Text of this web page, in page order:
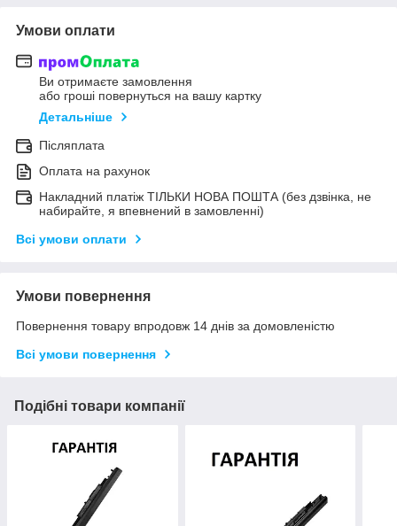
Умови оплати
Ви отримаєте замовлення
або гроші повернуться на вашу картку
Детальніше
Післяплата
Оплата на рахунок
Накладний платіж ТІЛЬКИ НОВА ПОШТА (без дзвінка, не
набирайте, я впевнений в замовленні)
Всі умови оплати
Умови повернення
Повернення товару впродовж 14 днів за домовленістю
Всі умови повернення
Подібні товари компанії